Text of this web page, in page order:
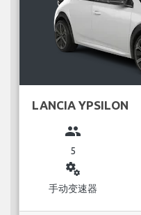
LANCIA YPSILON
group
5
miscellaneous_services
手动变速器